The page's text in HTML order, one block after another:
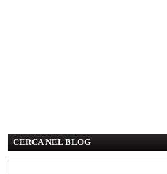
CERCA NEL BLOG